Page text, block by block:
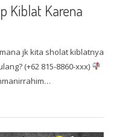
Kiblat Karena
jk kita sholat kiblatnya
(+62 815-8860-xxx)